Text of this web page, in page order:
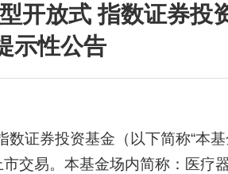
开放式 指数证券投
示性公告
证券投资基金（以下简称“本基
交易。本基金场内简称：医疗